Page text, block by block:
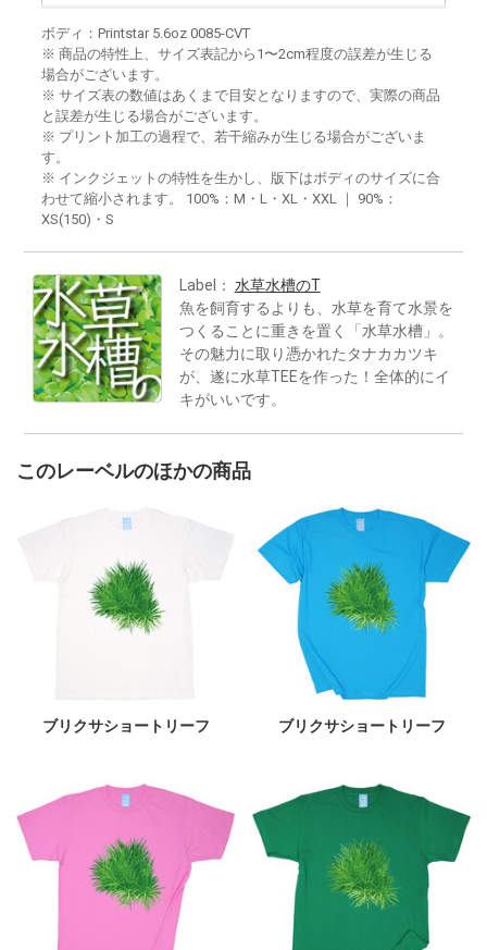
ボディ：Printstar 5.6oz 0085-CVT
※ 商品の特性上、サイズ表記から1〜2cm程度の誤差が生じる
場合がございます。
※ サイズ表の数値はあくまで目安となりますので、実際の商品
と誤差が生じる場合がございます。
※ プリント加工の過程で、若干縮みが生じる場合がございま
す。
※ インクジェットの特性を生かし、版下はボディのサイズに合
わせて縮小されます。 100%：M・L・XL・XXL ｜ 90%：
XS(150)・S
Label： 水草水槽のT
魚を飼育するよりも、水草を育て水景を
つくることに重きを置く「水草水槽」。
その魅力に取り憑かれたタナカカツキ
が、遂に水草TEEを作った！全体的にイ
キがいいです。
このレーベルのほかの商品
ブリクサショートリーフ ブリクサショートリーフ